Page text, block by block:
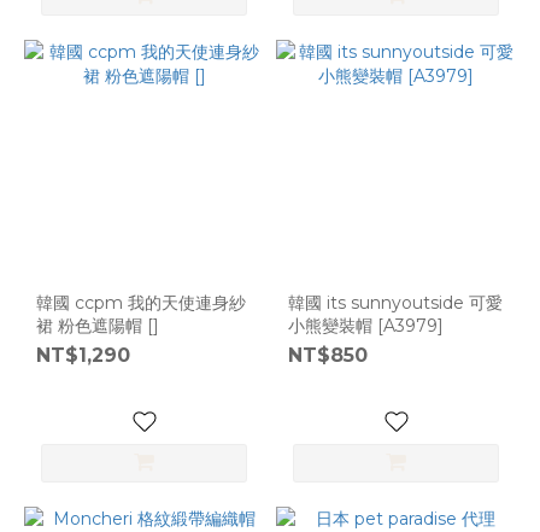
XS
韓國 ccpm 我的天使連身紗
裙 粉色遮陽帽 []
NT$1,290
韓國 its sunnyoutside 可愛
小熊變裝帽 [A3979]
NT$850